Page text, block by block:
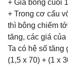
+ Giá bông cuối
+ Trong cơ cấu
thì bông chiếm
tăng, các giá
Ta có hệ số
(1,5 x 70) + (1 x